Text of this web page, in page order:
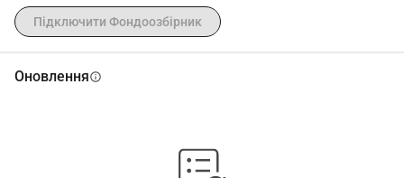
Підключити Фондоозбірник
Оновленняinfo